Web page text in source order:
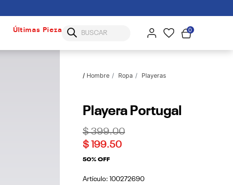
Últimas Piezas 0
Hombre Ropa Playeras
Playera Portugal
Price reduced from
$ 399.00to
$ 199.50
50% OFF
Artículo: 100272690